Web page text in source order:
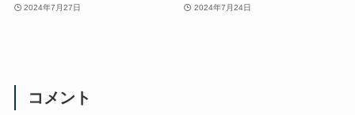
2024年7月27日 2024年7月24日
コメント